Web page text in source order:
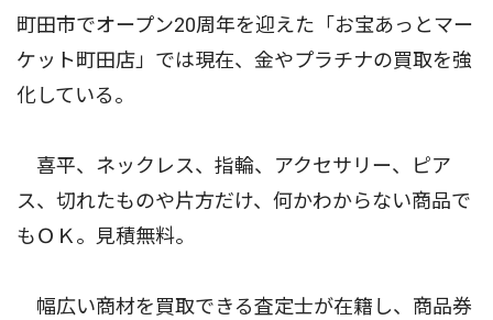
町田市でオープン20周年を迎えた「お宝あっとマー
ケット町田店」では現在、金やプラチナの買取を強
化している。
喜平、ネックレス、指輪、アクセサリー、ピア
ス、切れたものや片方だけ、何かわからない商品で
もＯＫ。見積無料。
幅広い商材を買取できる査定士が在籍し、商品券